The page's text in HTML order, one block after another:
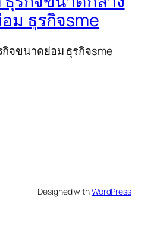
ม ธุรกิจsme
จขนาดย่อม ธุรกิจsme
Designed withWordPress